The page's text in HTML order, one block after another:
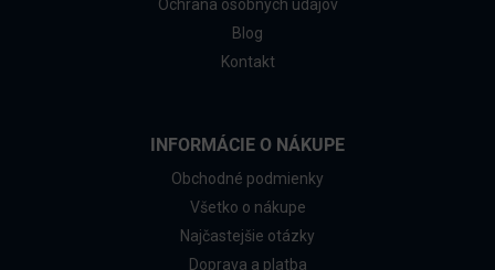
Ochrana osobných údajov
Blog
Kontakt
INFORMÁCIE O NÁKUPE
Obchodné podmienky
Všetko o nákupe
Najčastejšie otázky
Doprava a platba